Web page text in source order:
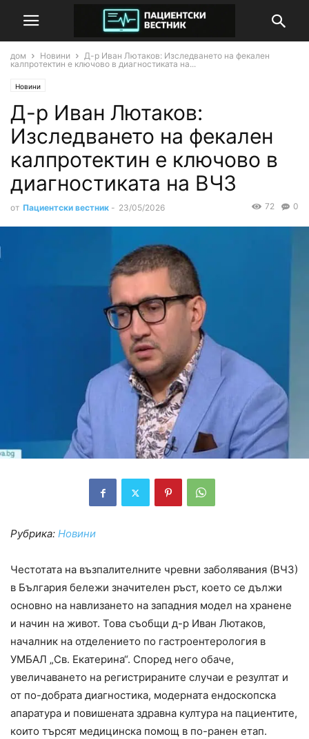
дом Новини
Д-р Иван Лютаков: Изследването на фекален
калпротектин е ключово в диагностиката на...
Новини
Д-р Иван Лютаков:
Изследването на фекален
калпротектин е ключово в
диагностиката на ВЧЗ
от Пациентски вестник - 23/05/2026 0
72
Рубрика: Новини
Честотата на възпалителните чревни заболявания (ВЧЗ)
в България бележи значителен ръст, което се дължи
основно на навлизането на западния модел на хранене
и начин на живот. Това съобщи д-р Иван Лютаков,
началник на отделението по гастроентерология в
УМБАЛ „Св. Екатерина“. Според него обаче,
увеличаването на регистрираните случаи е резултат и
от по-добрата диагностика, модерната ендоскопска
апаратура и повишената здравна култура на пациентите,
които търсят медицинска помощ в по-ранен етап.